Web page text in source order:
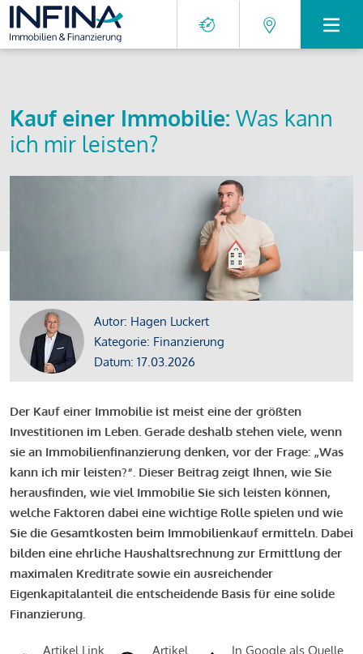
Kauf einer Immobilie: Was kann
ich mir leisten?
Autor: Hagen Luckert
Kategorie: Finanzierung
Datum: 17.03.2026
Der Kauf einer Immobilie ist meist eine der größten
Investitionen im Leben. Gerade deshalb stehen viele, wenn
sie an Immobilienfinanzierung denken, vor der Frage: „Was
kann ich mir leisten?“. Dieser Beitrag zeigt Ihnen, wie Sie
herausfinden, wie viel Immobilie Sie sich leisten können,
welche Faktoren dabei eine wichtige Rolle spielen und wie
Sie die Gesamtkosten beim Immobilienkauf ermitteln. Dabei
bilden eine ehrliche Haushaltsrechnung zur Ermittlung der
maximalen Kreditrate sowie ein ausreichender
Eigenkapitalanteil die entscheidende Basis für eine solide
Finanzierung.
Artikel Link
Artikel
In Google als Quelle